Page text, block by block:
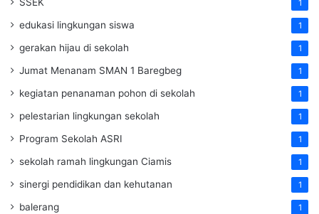
1
edukasi lingkungan siswa 1
gerakan hijau di sekolah 1
Jumat Menanam SMAN 1 Baregbeg 1
kegiatan penanaman pohon di sekolah 1
pelestarian lingkungan sekolah 1
Program Sekolah ASRI 1
sekolah ramah lingkungan Ciamis 1
sinergi pendidikan dan kehutanan 1
balerang 1